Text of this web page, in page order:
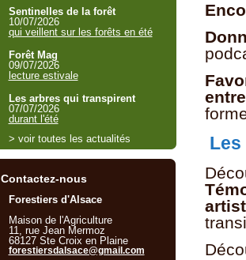
Sentinelles de la forêt
10/07/2026
qui veillent sur les forêts en été
Forêt Mag
09/07/2026
lecture estivale
Les arbres qui transpirent
07/07/2026
durant l'été
> voir toutes les actualités
Contactez-nous
Forestiers d'Alsace
Maison de l'Agriculture
11, rue Jean Mermoz
68127 Ste Croix en Plaine
forestiersdalsace@gmail.com